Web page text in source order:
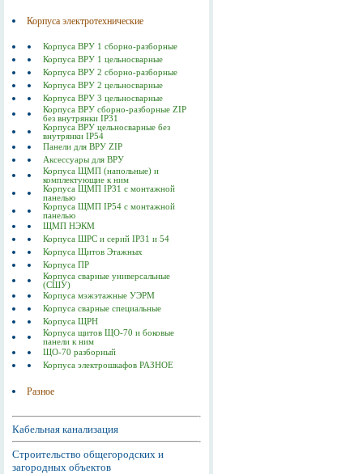
Корпуса электротехнические
Корпуса ВРУ 1 сборно-разборные
Корпуса ВРУ 1 цельносварные
Корпуса ВРУ 2 сборно-разборные
Корпуса ВРУ 2 цельносварные
Корпуса ВРУ 3 цельносварные
Корпуса ВРУ сборно-разборные ZIP
без внутрянки IP31
Корпуса ВРУ цельносварные без
внутрянки IP54
Панели для ВРУ ZIP
Аксессуары для ВРУ
Корпуса ЩМП (напольные) и
комплектующие к ним
Корпуса ЩМП IP31 с монтажной
панелью
Корпуса ЩМП IP54 с монтажной
панелью
ЩМП НЭКМ
Корпуса ШРС и серий IP31 и 54
Корпуса Щитов Этажных
Корпуса ПР
Корпуса сварные универсальные
(СШУ)
Корпуса мэжэтажные УЭРМ
Корпуса сварные специальные
Корпуса ЩРН
Корпуса щитов ЩО-70 и боковые
панели к ним
ЩО-70 разборный
Корпуса электрошкафов РАЗНОЕ
Разное
Кабельная канализация
Строительство общегородских и
загородных объектов